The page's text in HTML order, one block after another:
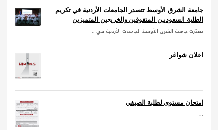
جامعة الشرق الأوسط تتصدر الجامعات الأردنية في تكريم
الطلبة السعوديين المتفوقين والخريجين المتميزين
تصدّرت جامعة الشرق الأوسط الجامعات الأردنية في ...
اعلان شواغر
...
امتحان مستوى لطلبة الصيفي
...